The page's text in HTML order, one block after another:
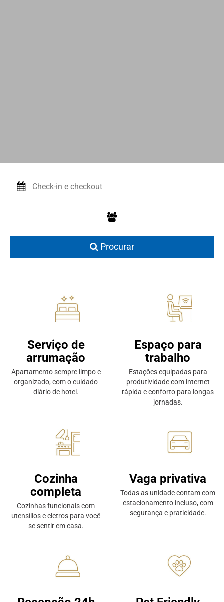
Procurar
Serviço de
arrumação
Apartamento sempre limpo e
organizado, com o cuidado
diário de hotel.
Espaço para
trabalho
Estações equipadas para
produtividade com internet
rápida e conforto para longas
jornadas.
Cozinha
completa
Cozinhas funcionais com
utensílios e eletros para você
se sentir em casa.
Vaga privativa
Todas as unidade contam com
estacionamento incluso, com
segurança e praticidade.